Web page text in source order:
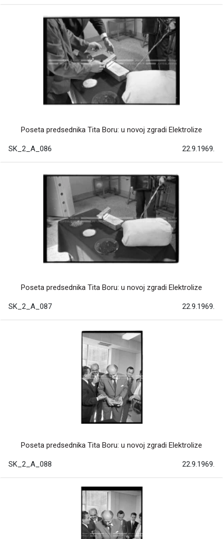
Poseta predsednika Tita Boru: u novoj zgradi Elektrolize
SK_2_A_086 22.9.1969.
Poseta predsednika Tita Boru: u novoj zgradi Elektrolize
SK_2_A_087 22.9.1969.
Poseta predsednika Tita Boru: u novoj zgradi Elektrolize
SK_2_A_088 22.9.1969.